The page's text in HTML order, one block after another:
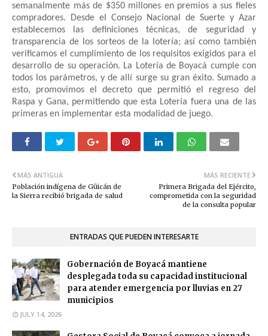
semanalmente más de $350 millones en premios a sus fieles
compradores. Desde el Consejo Nacional de Suerte y Azar
establecemos las definiciones técnicas, de seguridad y
transparencia de los sorteos de la lotería; así como también
verificamos el cumplimiento de los requisitos exigidos para el
desarrollo de su operación. La Lotería de Boyacá cumple con
todos los parámetros, y de allí surge su gran éxito. Sumado a
esto, promovimos el decreto que permitió el regreso del
Raspa y Gana, permitiendo que esta Lotería fuera una de las
primeras en implementar esta modalidad de juego.
MÁS RECIENTE
Primera Brigada del Ejército,
comprometida con la seguridad
de la consulta popular
MÁS ANTIGUA
Población indígena de Güicán de
la Sierra recibió brigada de salud
ENTRADAS QUE PUEDEN INTERESARTE
Gobernación de Boyacá mantiene
desplegada toda su capacidad institucional
para atender emergencia por lluvias en 27
municipios
JULY 14, 2026